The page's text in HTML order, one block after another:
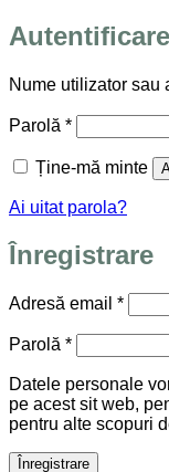
Autentificare
Nume utilizator sau
Parolă *Obligatoriu
Ține-mă minte
Ai uitat parola?
Înregistrare
Adresă email *
Parolă *Obligatoriu
Datele personale
pe acest sit web,
pentru alte scopuri
Înregistrare